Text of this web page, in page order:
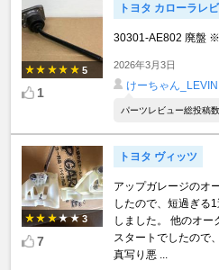
5
1
トヨタ カローラレ
30301-AE802 廃盤
2026年3月3日
けーちゃん_LEVIN
パーツレビュー総投稿
3
7
トヨタ ヴィッツ
アップガレージのオ
したので、短過ぎる
しました。 他のオ
スタートでしたので
真写り悪 ...